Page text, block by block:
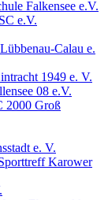
Falkensee e.V.
e.V.
Calau e.
1949 e. V.
08 e.V.
2000 Groß
e. V.
Karower